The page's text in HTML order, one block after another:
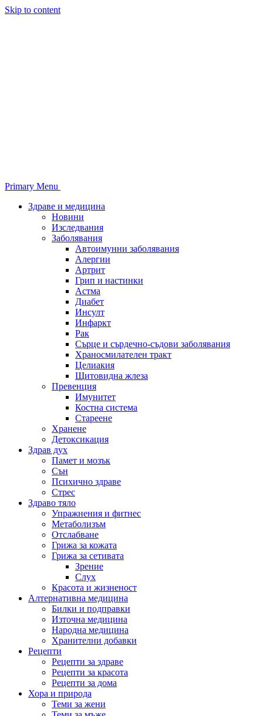
Skip to content
Primary Menu
Здраве и медицина
Новини
Изследвания
Заболявания
Автоимунни заболявания
Алергии
Артрит
Грип и настинки
Астма
Диабет
Инсулт
Инфаркт
Рак
Сърце и сърдечно-съдови заболявания
Храносмилателен тракт
Целиакия
Щитовидна жлеза
Превенция
Имунитет
Костна система
Стареене
Хранене
Детоксикация
Здрав дух
Памет и мозък
Сън
Психично здраве
Стрес
Здраво тяло
Упражнения и фитнес
Метаболизъм
Отслабване
Грижа за кожата
Грижа за сетивата
Зрение
Слух
Красота и жизненост
Алтернативна медицина
Билки и подправки
Източна медицина
Народна медицина
Хранителни добавки
Рецепти
Рецепти за здраве
Рецепти за красота
Рецепти за дома
Хора и природа
Теми за жени